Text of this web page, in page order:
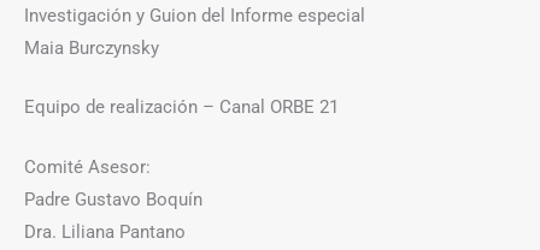
Investigación y Guion del Informe especial
Maia Burczynsky
Equipo de realización – Canal ORBE 21
Comité Asesor:
Padre Gustavo Boquín
Dra. Liliana Pantano